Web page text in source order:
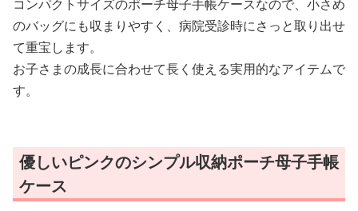
コンパクトサイズのポーチ母子手帳ケースなので、小さめ
のバッグにも収まりやすく、病院受診時にさっと取り出せ
て重宝します。
お子さまの成長に合わせて長く使える実用的なアイテムで
す。
優しいピンクのシンプル収納ポーチ母子手帳
ケース